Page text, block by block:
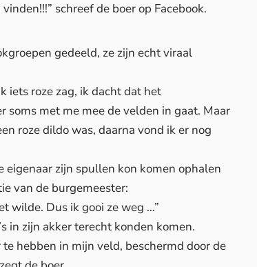
schreef de boer op Facebook.
gedeeld, ze zijn echt viraal
iets roze zag, ik dacht dat het
met me mee de velden in gaat. Maar
roze dildo was, daarna vond ik er nog
eigenaar zijn spullen kon komen ophalen
van de burgemeester:
wilde. Dus ik gooi ze weg …”
in zijn akker terecht konden komen.
hebben in mijn veld, beschermd door de